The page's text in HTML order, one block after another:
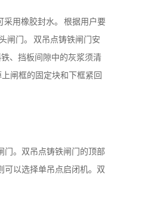
用橡胶封水。 根据用户要
闸门。 双吊点铸铁闸门安
、挡板间隙中的灰浆须清
闸框的固定块和下框紧回
门。双吊点铸铁闸门的顶部
可以选择单吊点启闭机。双